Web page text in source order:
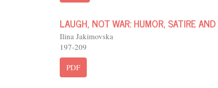
LAUGH, NOT WAR: HUMOR, SATIRE
Ilina Jakimovska
197-209
PDF